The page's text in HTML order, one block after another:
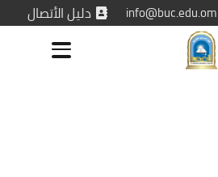
info@buc.edu.om دليل الأتصال